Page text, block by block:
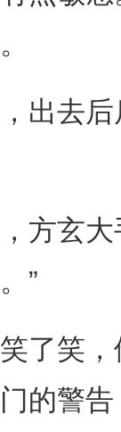
去后
玄大
”
笑，
的警